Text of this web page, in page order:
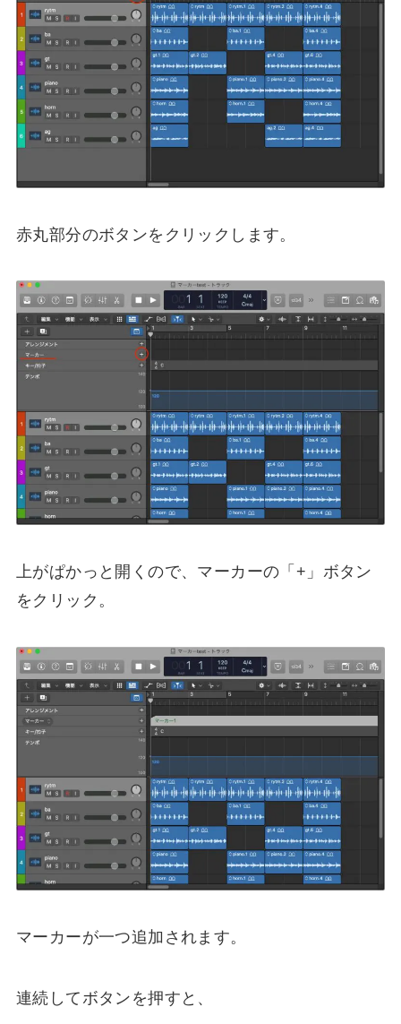
赤丸部分のボタンをクリックします。
上がぱかっと開くので、マーカーの「+」ボタン
をクリック。
マーカーが一つ追加されます。
連続してボタンを押すと、